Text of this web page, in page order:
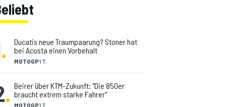
. MOTOGP1 T.
Ducatis neue Traumpaarung? Stoner hat
bei Acosta einen Vorbehalt
. MOTOGP1 T.
Beirer über KTM-Zukunft: "Die 850er
braucht extrem starke Fahrer"